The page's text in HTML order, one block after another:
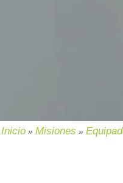
Inicio » Misiones »